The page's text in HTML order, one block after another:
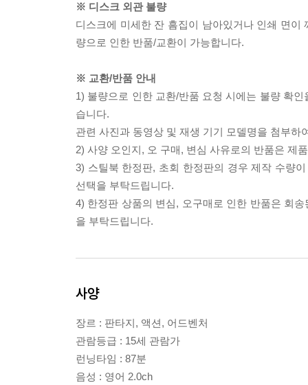
※ 디스크 외관 불량
디스크에 미세한 잔 흠집이 남아있거나 인쇄 면
량으로 인한 반품/교환이 가능합니다.
※ 교환/반품 안내
1) 불량으로 인한 교환/반품 요청 시에는 불량 확
습니다.
관련 사진과 동영상 및 재생 기기 모델명을 첨부하
2) 사양 오인지, 오 구매, 변심 사유로의 반품은 제
3) 스틸북 한정판, 초회 한정판의 경우 제작 수량
선택을 부탁드립니다.
4) 한정판 상품의 변심, 오구매로 인한 반품은 회
을 부탁드립니다.
사양
장르 : 판타지, 액션, 어드벤처
관람등급 : 15세 관람가
런닝타임 : 87분
음성 : 영어 2.0ch